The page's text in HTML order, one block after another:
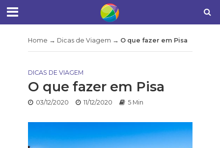
Home → Dicas de Viagem → O que fazer em Pisa
DICAS DE VIAGEM
O que fazer em Pisa
03/12/2020 11/12/2020 5 Min